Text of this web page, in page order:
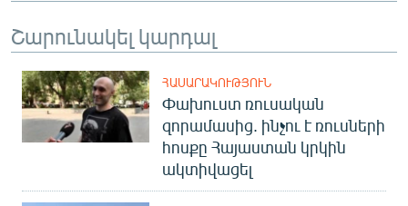
Հայերեն
English
Русский
Շարունակել կարդալ
ՀԱՍԱՐԱԿՈՒԹՅՈՒՆ
Փախուստ ռուսական
զորամասից. ինչու է ռուսների
հոսքը Հայաստան կրկին
ակտիվացել